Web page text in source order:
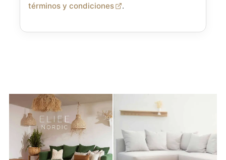
términos y condiciones
.